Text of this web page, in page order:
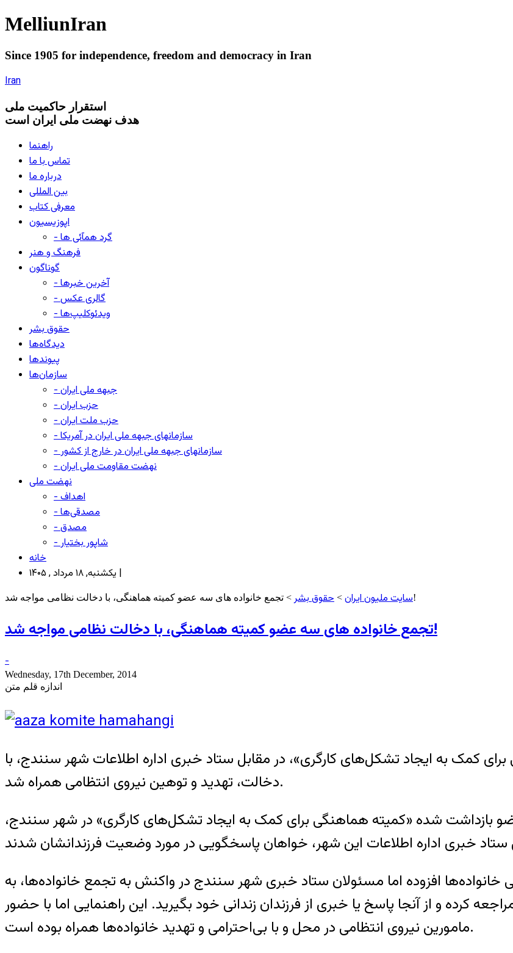
MelliunIran
Since 1905 for independence, freedom and democracy in Iran
Iran
استقرار حاکميت ملی
هدف نهضت ملی ایران است
راهنما
تماس با ما
درباره ما
بین المللی
معرفی کتاب
اپوزیسیون
- گرد همآئی ها
فرهنگ و هنر
گوناگون
- آخرین خبرها
- گالری عکس
- ویدئوکلیپ‌ها
حقوق بشر
دیدگاه‌ها
پیوندها
سازمان‌ها
- جبهه ملی ایران
- حزب ایران
- حزب ملت ایران
- سازمانهای جبهه ملی ایران در آمریکا
- سازمانهای جبهه ملی ایران در خارج از کشور
- نهضت مقاومت ملی ایران
نهضت ملی
- اهداف
- مصدقی‌ها
- مصدق
- شاپور بختیار
خانه
یکشنبه, ۱۸ مرداد , ۱۴۰۵ |
سایت ملیون ایران > حقوق بشر > تجمع خانواده های سه عضو کمیته هماهنگی، با دخالت نظامی مواجه شد!
تجمع خانواده های سه عضو کمیته هماهنگی، با دخالت نظامی مواجه شد!
-
Wednesday, 17th December, 2014
اندازه قلم متن
کمک به ایجاد تشکل‌های کارگری»، در مقابل ستاد خبری اداره اطلاعات شهر سنندج، با
دخالت، تهدید و توهین نیروی انتظامی همراه شد.
سه عضو بازداشت شده «کمیته هماهنگی برای کمک به ایجاد تشکل‌های کارگری» در شهر سنندج،
خانواده‌ها افزوده اما مسئولان ستاد خبری شهر سنندج در واکنش به تجمع خانواده‌ها، به
کرده و از آنجا پاسخ یا خبری از فرزندان زندانی خود بگیرید. این راهنمایی اما با حضور
مامورین نیروی انتظامی در محل و با بی‌احترامی و تهدید خانواده‌ها همراه بوده است.